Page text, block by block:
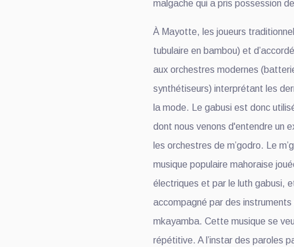
malgache qui a pris possession
À Mayotte, les joueurs
tubulaire en bambou) et
aux orchestres modernes
synthétiseurs) interprétant les
la mode. Le gabusi est donc
dont nous venons d'entendre un
les orchestres de m’godro. Le
musique populaire mahoraise
électriques et par le luth gabusi,
accompagné par des
mkayamba. Cette musique se
répétitive. A l’instar des paroles